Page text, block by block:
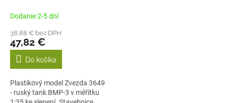
Dodanie 2-5 dní
38,88 € bez DPH
47,82 €
Do košíka
Plastikový model Zvezda 3649
- ruský tank BMP-3 v měřítku